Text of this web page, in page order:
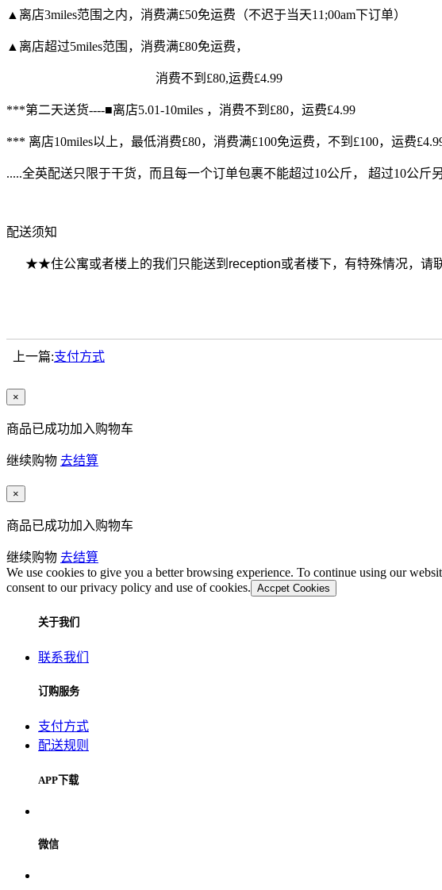
▲离店3miles范围之内，消费满£50免运费（不迟于当天11;00am下订单）
▲离店超过5miles范围，消费满£80免运费，
消费不到£80,运费£4.99
***第二天送货----■离店5.01-10miles ，消费不到£80，运费£4.99
*** 离店10miles以上，最低消费£80，消费满£100免运费，不到£100，运费
.....全英配送只限于干货，而且每一个订单包裹不能超过10公斤， 超过10公斤
配送须知
★★住公寓或者楼上的我们只能送到reception或者楼下，有特殊情况，请
上一篇:支付方式
×
商品已成功加入购物车
继续购物 去结算
×
商品已成功加入购物车
继续购物 去结算
We use cookies to give you a better browsing experience. To continue using our
consent to our privacy policy and use of cookies. Accpet Cookies
关于我们
联系我们
订购服务
支付方式
配送规则
APP下载
微信